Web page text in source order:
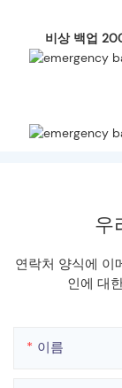
비상 백업
우
연락처 양식에 이
인에 대
이름